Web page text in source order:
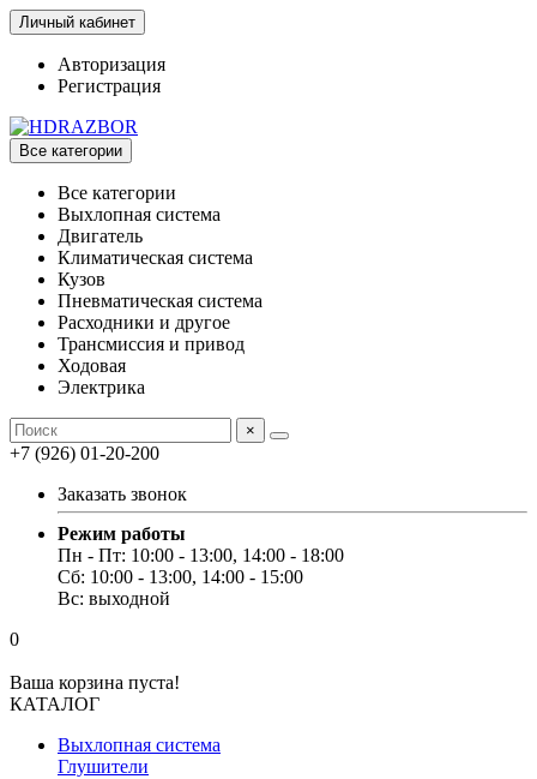
Личный кабинет
Авторизация
Регистрация
Все категории
Все категории
Выхлопная система
Двигатель
Климатическая система
Кузов
Пневматическая система
Расходники и другое
Трансмиссия и привод
Ходовая
Электрика
×
+7 (926) 01-20-200
Заказать звонок
Режим работы
Пн - Пт: 10:00 - 13:00, 14:00 - 18:00
Сб: 10:00 - 13:00, 14:00 - 15:00
Вс: выходной
0
Ваша корзина пуста!
КАТАЛОГ
Выхлопная система
Глушители